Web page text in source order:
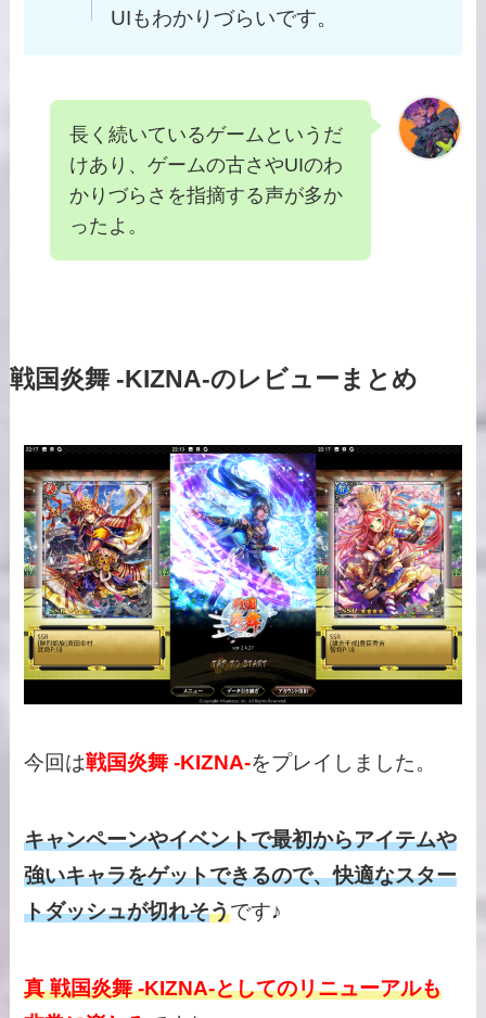
UIもわかりづらいです。
長く続いているゲームというだ
けあり、ゲームの古さやUIのわ
かりづらさを指摘する声が多か
ったよ。
戦国炎舞 -KIZNA-のレビューまとめ
今回は戦国炎舞 -KIZNA-をプレイしました。
キャンペーンやイベントで最初からアイテムや
強いキャラをゲットできるので、快適なスター
トダッシュが切れそうです♪
真 戦国炎舞 -KIZNA-としてのリニューアルも